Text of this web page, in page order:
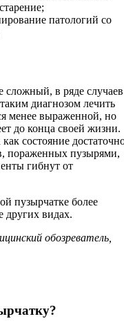
патологий со
сложный, в ряде случаев
диагнозом лечить
менее выраженной, но
до конца своей жизни.
состояние
пораженных пузырями,
гибнут от
пузырчатке более
других видах.
обозреватель,